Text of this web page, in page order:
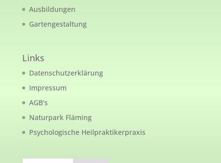
Ausbildungen
Gartengestaltung
Links
Datenschutzerklärung
Impressum
AGB's
Naturpark Fläming
Psychologische Heilpraktikerpraxis